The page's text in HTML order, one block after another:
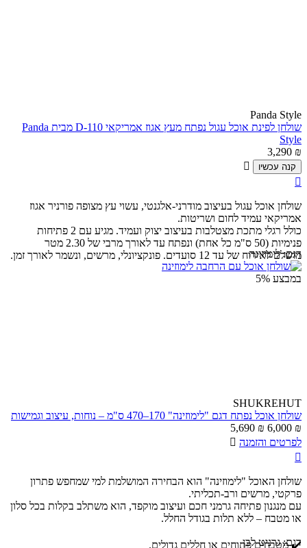
Panda Style
שולחן לפינת אוכל עגול נפתח מעץ אגוז אמריקאי D-110 מבית Panda
Style
3,290 ₪
קנה עכשיו


שולחן אוכל עגול בעיצוב מודרני-אלגנטי, עשוי עץ מצופה פורניר אגוז
אמריקאי עמיד לחום ושריטות.
כולל רגלי מתכת מצטלבות בעיצוב יצוק ועמיד. מגיע עם 2 פתיחות
פנימיות (50 ס"מ כל אחת) ונפתח עד לאורך מרבי של 2.30 מטר
מושלם לאירוח של עד 12 סועדים. פונקציונלי, מרשים, ונשמר לאורך זמן.
דגם: לימוזינה
במבצע 5%
SHUKREHUT
שולחן אוכל נפתח דגם "לימוזינה" 170–470 ס"מ – נוחות, עיצוב וגמישות
6,000 ₪
5,690 ₪
לפרטים והזמנה 

שולחן האוכל "לימוזינה" הוא הבחירה המושלמת למי שמחפש פתרון
פרקטי, מרשים ורב-תכליתי.
עם מנגנון פתיחה גרמני חכם ועיצוב מוקפד, הוא משתלב בקלות בכל סלון
או מטבח – ללא תלות בגודל החלל.
✔️ מטבחים פתוחים או חללים גדולים.
דגם: גרניט לבן